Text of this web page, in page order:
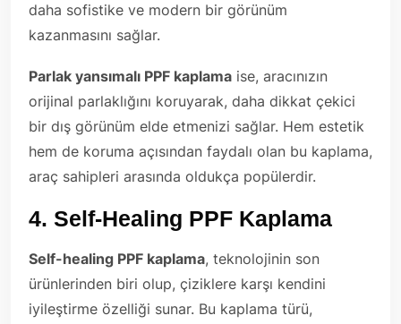
daha sofistike ve modern bir görünüm
kazanmasını sağlar.
Parlak yansımalı PPF kaplama ise, aracınızın
orijinal parlaklığını koruyarak, daha dikkat çekici
bir dış görünüm elde etmenizi sağlar. Hem estetik
hem de koruma açısından faydalı olan bu kaplama,
araç sahipleri arasında oldukça popülerdir.
4. Self-Healing PPF Kaplama
Self-healing PPF kaplama, teknolojinin son
ürünlerinden biri olup, çiziklere karşı kendini
iyileştirme özelliği sunar. Bu kaplama türü,